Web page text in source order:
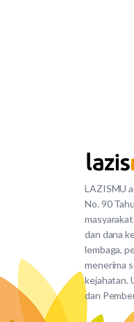
LAZISMU
No. 90
dan dana
lembaga,
menerima
kejahatan.
dan